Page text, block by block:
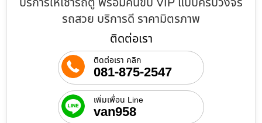
รถสวย บริการดี ราคามิตรภาพ
ติดต่อเรา
ติดต่อเรา คลิก
081-875-2547
เพิ่มเพื่อน Line
van958